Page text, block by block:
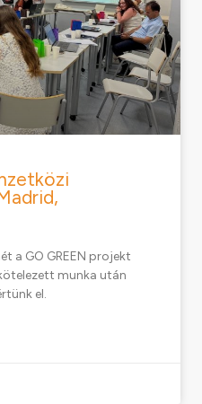
a GO GREEN projekt
munka után
el.